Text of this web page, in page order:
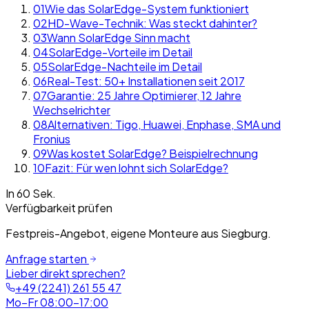
01Wie das SolarEdge-System funktioniert
02HD-Wave-Technik: Was steckt dahinter?
03Wann SolarEdge Sinn macht
04SolarEdge-Vorteile im Detail
05SolarEdge-Nachteile im Detail
06Real-Test: 50+ Installationen seit 2017
07Garantie: 25 Jahre Optimierer, 12 Jahre
Wechselrichter
08Alternativen: Tigo, Huawei, Enphase, SMA und
Fronius
09Was kostet SolarEdge? Beispielrechnung
10Fazit: Für wen lohnt sich SolarEdge?
In 60 Sek.
Verfügbarkeit prüfen
Festpreis-Angebot, eigene Monteure aus Siegburg.
Anfrage starten
Lieber direkt sprechen?
+49 (2241) 261 55 47
Mo–Fr 08:00–17:00